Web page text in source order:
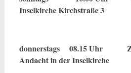
Inselkirche Kirchstraße 3
donnerstags 08.15 Uhr
Andacht in der Inselkirche